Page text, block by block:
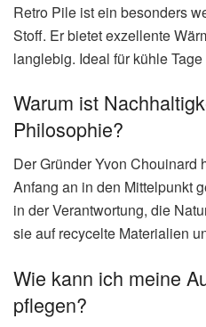
Retro Pile ist ein besonders
Stoff. Er bietet exzellente
langlebig. Ideal für kühle
Warum ist
Philosophie?
Der Gründer Yvon Chouinard
Anfang an in den Mittelpunkt
in der Verantwortung, die
sie auf recycelte Materialien
Wie kann ich meine
pflegen?